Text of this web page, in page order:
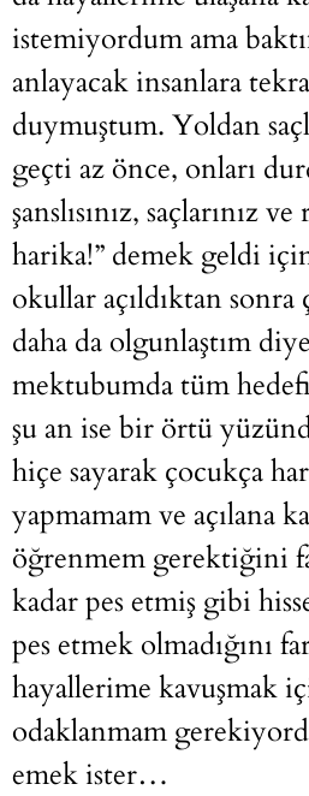
istemiyordum ama
anlayacak insanlara
duymuştum. Yoldan
geçti az önce, onları
şanslısınız, saçlarınız
harika!” demek geldi
okullar açıldıktan
daha da olgunlaştım
mektubumda tüm
şu an ise bir örtü
hiçe sayarak çocukça
yapmamam ve açılana
öğrenmem gerektiğini
kadar pes etmiş gibi
pes etmek olmadığını
hayallerime kavuşmak
odaklanmam
emek ister…